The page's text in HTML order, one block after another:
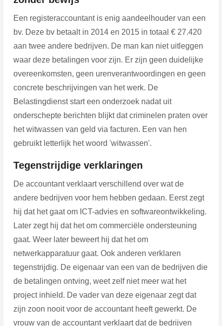
Een registeraccountant is enig aandeelhouder van een
bv. Deze bv betaalt in 2014 en 2015 in totaal € 27.420
aan twee andere bedrijven. De man kan niet uitleggen
waar deze betalingen voor zijn. Er zijn geen duidelijke
overeenkomsten, geen urenverantwoordingen en geen
concrete beschrijvingen van het werk. De
Belastingdienst start een onderzoek nadat uit
onderschepte berichten blijkt dat criminelen praten over
het witwassen van geld via facturen. Een van hen
gebruikt letterlijk het woord 'witwassen'.
Tegenstrijdige verklaringen
De accountant verklaart verschillend over wat de
andere bedrijven voor hem hebben gedaan. Eerst zegt
hij dat het gaat om ICT-advies en softwareontwikkeling.
Later zegt hij dat het om commerciële ondersteuning
gaat. Weer later beweert hij dat het om
netwerkapparatuur gaat. Ook anderen verklaren
tegenstrijdig. De eigenaar van een van de bedrijven die
de betalingen ontving, weet zelf niet meer wat het
project inhield. De vader van deze eigenaar zegt dat
zijn zoon nooit voor de accountant heeft gewerkt. De
vrouw van de accountant verklaart dat de bedrijven